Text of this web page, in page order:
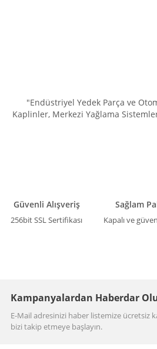
"Endüstriyel Yedek Parça ve
Kaplinler, Merkezi Yağlama
Güvenli Alışveriş
256bit SSL Sertifikası
Sağlam
Kapalı ve
Kampanyalardan Haberdar
E-Mail adresinizi haber listemize ücretsiz
bizi takip etmeye başlayın.